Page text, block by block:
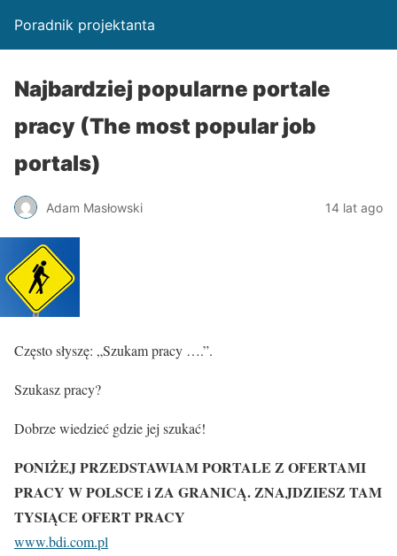
Poradnik projektanta
Najbardziej popularne portale
pracy (The most popular job
portals)
Adam Masłowski 14 lat ago
Często słyszę: „Szukam pracy ….”.
Szukasz pracy?
Dobrze wiedzieć gdzie jej szukać!
PONIŻEJ PRZEDSTAWIAM PORTALE Z OFERTAMI
PRACY W POLSCE i ZA GRANICĄ. ZNAJDZIESZ TAM
TYSIĄCE OFERT PRACY
www.bdi.com.pl